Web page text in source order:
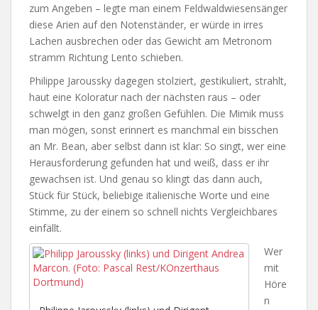
zum Angeben – legte man einem Feldwaldwiesensänger
diese Arien auf den Notenständer, er würde in irres
Lachen ausbrechen oder das Gewicht am Metronom
stramm Richtung Lento schieben.
Philippe Jaroussky dagegen stolziert, gestikuliert, strahlt,
haut eine Koloratur nach der nächsten raus – oder
schwelgt in den ganz großen Gefühlen. Die Mimik muss
man mögen, sonst erinnert es manchmal ein bisschen
an Mr. Bean, aber selbst dann ist klar: So singt, wer eine
Herausforderung gefunden hat und weiß, dass er ihr
gewachsen ist. Und genau so klingt das dann auch,
Stück für Stück, beliebige italienische Worte und eine
Stimme, zu der einem so schnell nichts Vergleichbares
einfällt.
Wer
mit
Höre
n